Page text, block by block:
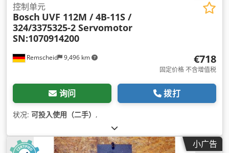
Remscheid 9,496 km
控制单元
Bosch UVF 112M / 4B-11S /
324/3375325-2 Servomotor
SN:1070914200
€718
固定价格 不含增值税
询问 拨打
状况: 可投入使用（二手） ,
小广告